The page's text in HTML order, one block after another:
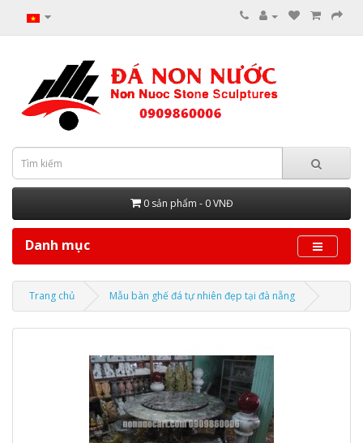
0 sản phẩm - 0 VNĐ
Danh mục
Trang chủ Mẫu bàn ghế đá tự nhiên đẹp tại đà nẵng